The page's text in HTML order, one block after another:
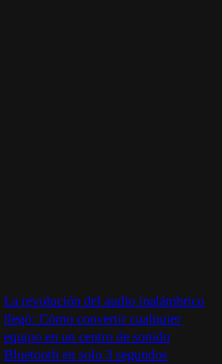
La revolución del audio inalámbrico
llegó: Cómo convertir cualquier
equipo en un centro de sonido
Bluetooth en solo 3 segundos